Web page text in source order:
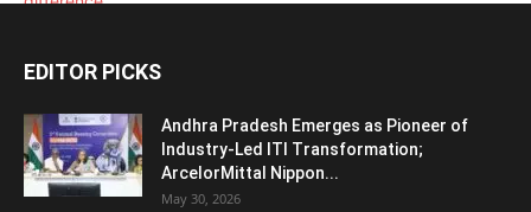
EDITOR PICKS
Andhra Pradesh Emerges as Pioneer of
Industry-Led ITI Transformation;
ArcelorMittal Nippon...
May 30, 2026